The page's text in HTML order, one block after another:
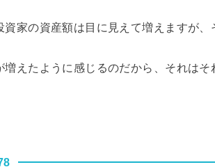
資家の資産額は目に見えて増えますが、
えたように感じるのだから、それはそ